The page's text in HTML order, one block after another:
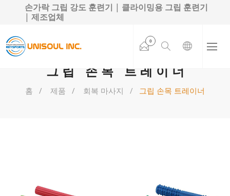
손가락 그립 강도 훈련기 | 클라이밍용 그립 훈련기
| 제조업체
0
그립 손목 트레이너
홈 제품 회복 마사지 그립 손목 트레이너